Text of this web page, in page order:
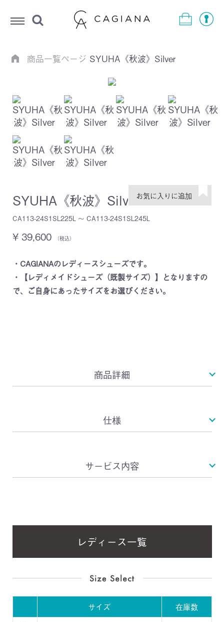
Menu
商品一覧ページ SYUHA《秋波》Silver
SYUHA《秋波》Silver
CA113-24S1SL225L ～ CA113-24S1SL245L
¥ 39,600 （税込）
・CAGIANAのレディースシューズです。
・【レディメイドシューズ（既製サイズ）】となりますの
で、ご自身にあったサイズをお選びください。
商品詳細
仕様
サービス内容
レディース一覧
サイズ 在庫数